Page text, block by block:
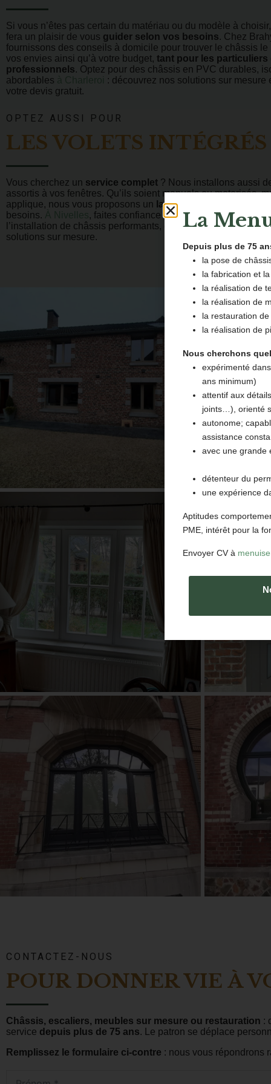
Si vous n’êtes pas certain du matériau ou du modèle à
fera un plaisir de vous guider selon vos besoins. Chez
fournissons des conseils à domicile pour trouver le châssis le
vos envies ainsi qu’à votre budget, tant pour les particuliers
professionnels. Optez pour des châssis en PVC durables,
abordables
: découvrez nos solutions sur mesure
votre devis gratuit.
OPTEZ AUSSI POUR
LES VOLETS INTÉGRÉS
Vous cherchez un service complet ? Nous installons aussi
assortis à vos fenêtres. Qu’ils soient manuels ou motorisés,
applique, nous vous proposons un large choix
besoins.
, faites confiance à près de 80 ans de
l’installation de châssis performants, esthétiques et durables
solutions sur mesure.
CONTACTEZ-NOUS
POUR DONNER VIE À
Châssis, escaliers, meubles sur mesure ou restauration :
service depuis plus de 75 ans. Le patron se déplace
Remplissez le formulaire ci-contre : nous vous répondrons
La
Depuis plus de 75
la pose de
la fabrication et
la réalisation de
la réalisation de
la restauration
la réalisation de
Nous cherchons
expérimenté
ans minimum)
attentif aux
joints…), orienté
autonome;
assistance
avec une grande
détenteur du
une expérience
Aptitudes
PME, intérêt pour la
Envoyer CV à